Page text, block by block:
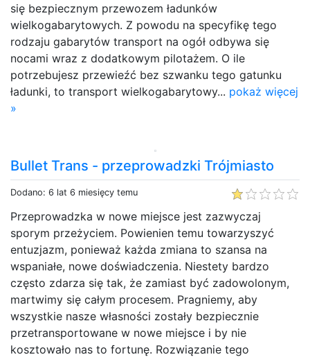
się bezpiecznym przewozem ładunków
wielkogabarytowych. Z powodu na specyfikę tego
rodzaju gabarytów transport na ogół odbywa się
nocami wraz z dodatkowym pilotażem. O ile
potrzebujesz przewieźć bez szwanku tego gatunku
ładunki, to transport wielkogabarytowy... pokaż więcej
»
Bullet Trans - przeprowadzki Trójmiasto
Dodano: 6 lat 6 miesięcy temu
Przeprowadzka w nowe miejsce jest zazwyczaj
sporym przeżyciem. Powienien temu towarzyszyć
entuzjazm, ponieważ każda zmiana to szansa na
wspaniałe, nowe doświadczenia. Niestety bardzo
często zdarza się tak, że zamiast być zadowolonym,
martwimy się całym procesem. Pragniemy, aby
wszystkie nasze własności zostały bezpiecznie
przetransportowane w nowe miejsce i by nie
kosztowało nas to fortunę. Rozwiązanie tego